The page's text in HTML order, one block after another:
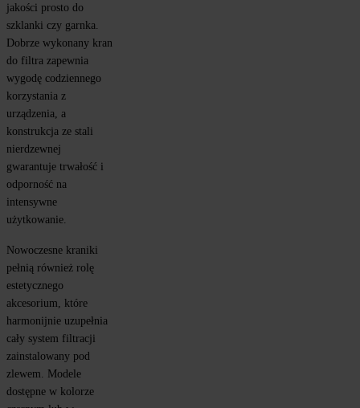
jakości prosto do
szklanki czy garnka.
Dobrze wykonany kran
do filtra zapewnia
wygodę codziennego
korzystania z
urządzenia, a
konstrukcja ze stali
nierdzewnej
gwarantuje trwałość i
odporność na
intensywne
użytkowanie.
Nowoczesne kraniki
pełnią również rolę
estetycznego
akcesorium, które
harmonijnie uzupełnia
cały system filtracji
zainstalowany pod
zlewem. Modele
dostępne w kolorze